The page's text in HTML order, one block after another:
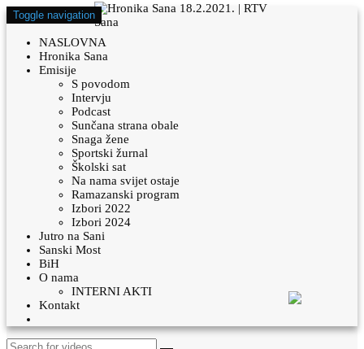
Toggle navigation
NASLOVNA
Hronika Sana
Emisije
S povodom
Intervju
Podcast
Sunčana strana obale
Snaga žene
Sportski žurnal
Školski sat
Na nama svijet ostaje
Ramazanski program
Izbori 2022
Izbori 2024
Jutro na Sani
Sanski Most
BiH
O nama
INTERNI AKTI
Kontakt